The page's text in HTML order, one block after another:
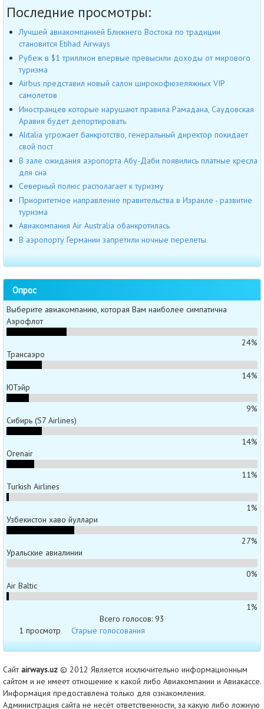
Последние просмотры:
Лучшей авиакомпанией Ближнего Востока по традиции
становится Etihad Airways
Рубеж в $1 триллион впервые превысили доходы от мирового
туризма
Airbus представил новый салон широкофюзеляжных VIP
самолетов
Иностранцев которые нарушают правила Рамадана, Саудовская
Аравия будет депортировать
Alitalia угрожает банкротство, генеральный директор покидает
свой пост
В зале ожидания аэропорта Абу-Даби появились платные кресла
для сна
Северный полюс располагает к туризму
Приоритетное направление правительства в Израиле - развитие
туризма
Авиакомпания Air Australia обанкротилась
В аэропорту Германии запретили ночные перелеты
Опрос
Выберите авиакомпанию, которая Вам наиболее симпатична
Аэрофлот
24%
Трансаэро
14%
ЮТэйр
9%
Сибирь (S7 Airlines)
14%
Orenair
11%
Turkish Airlines
1%
Узбекистон хаво йуллари
27%
Уральские авиалинии
0%
Air Baltic
1%
Всего голосов: 93
1 просмотр
Старые голосования
Сайтairways.uz © 2012 Является исключительно информационным
сайтом и не имеет отношение к какой либо Авиакомпании и Авиакассе.
Информация предоставлена только для ознакомления.
Администрация сайта не несёт ответственности, за какую либо ложную